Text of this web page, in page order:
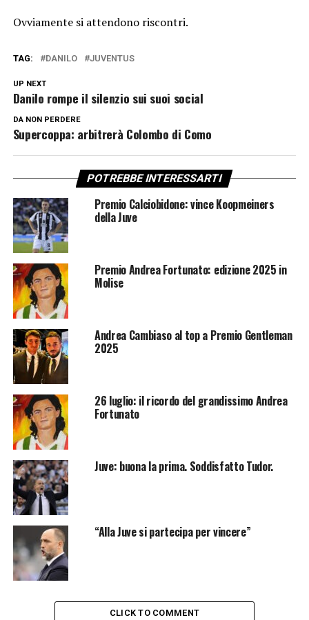
Ovviamente si attendono riscontri.
TAG: DANILO JUVENTUS
UP NEXT
Danilo rompe il silenzio sui suoi social
DA NON PERDERE
Supercoppa: arbitrerà Colombo di Como
POTREBBE INTERESSARTI
Premio Calciobidone: vince Koopmeiners
della Juve
Premio Andrea Fortunato: edizione 2025 in
Molise
Andrea Cambiaso al top a Premio Gentleman
2025
26 luglio: il ricordo del grandissimo Andrea
Fortunato
Juve: buona la prima. Soddisfatto Tudor.
“Alla Juve si partecipa per vincere”
CLICK TO COMMENT